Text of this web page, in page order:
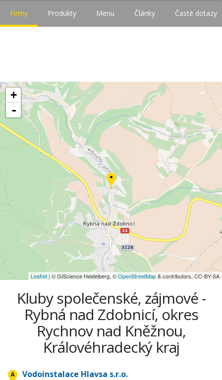
Firmy Produkty Menu Články Časté dotazy
+
-
Leaflet | © GIScience Heidelberg, ©OpenStreetMap& contributors, CC-BY-SA
Kluby společenské, zájmové -
Rybná nad Zdobnicí, okres
Rychnov nad Kněžnou,
Královéhradecký kraj
Vodoinstalace Hlavsa s.r.o.